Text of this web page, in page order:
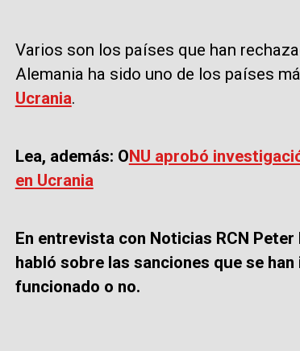
Varios son los países que han
Alemania ha sido uno de los países
Ucrania.
Lea, además: ONU aprobó
en Ucrania
En entrevista con Noticias RCN
habló sobre las sanciones que se
funcionado o no.